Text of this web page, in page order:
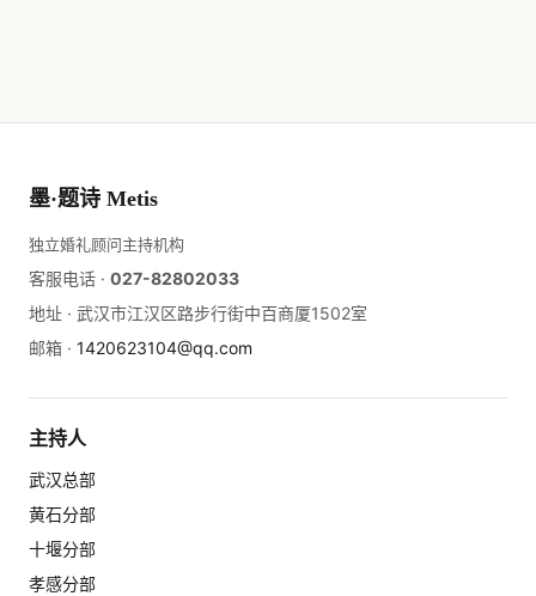
墨·题诗 Metis
独立婚礼顾问主持机构
客服电话 · 027-82802033
地址 · 武汉市江汉区路步行街中百商厦1502室
邮箱 · 1420623104@qq.com
主持人
武汉总部
黄石分部
十堰分部
孝感分部